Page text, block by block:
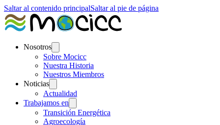
Saltar al contenido principalSaltar al pie de página
Nosotros
Sobre Mocicc
Nuestra Historia
Nuestros Miembros
Noticias
Actualidad
Trabajamos en
Transición Energética
Agroecología